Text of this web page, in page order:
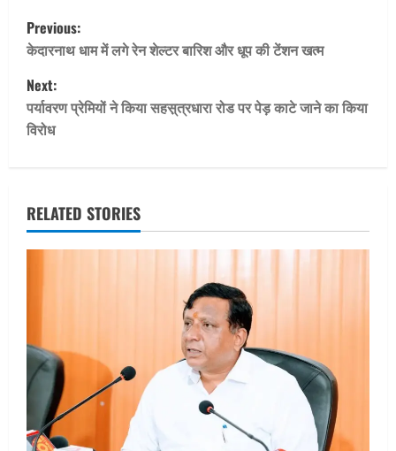
P
o
s
t
a
v
a
t
i
Previous:
केदारनाथ धाम में लगे रेन शेल्टर बारिश और धूप की टेंशन खत्म
Next:
पर्यावरण प्रेमियों ने किया सहस़्त्रधारा रोड पर पेड़ काटे जाने का किया
विरोध
RELATED STORIES